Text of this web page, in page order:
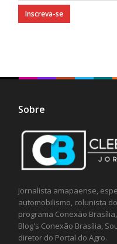
Sobre
Jornalista amapaense,
automobilismo, colunista
programa Conexão
Blog's Conexão Brasília,
diretor do Portal do Agro.